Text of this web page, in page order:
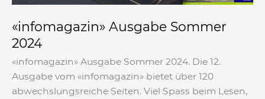
«infomagazin» Ausgabe Sommer
2024
«infomagazin» Ausgabe Sommer 2024. Die 12.
Ausgabe vom «infomagazin» bietet über 120
abwechslungsreiche Seiten. Viel Spass beim Lesen,